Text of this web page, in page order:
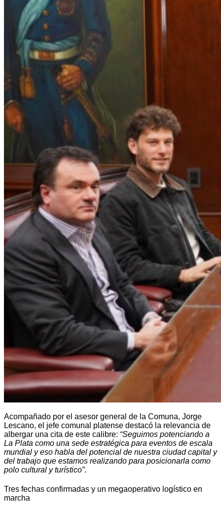
Acompañado por el asesor general de la Comuna, Jorge
Lescano, el jefe comunal platense destacó la relevancia de
albergar una cita de este calibre: “Seguimos potenciando a
La Plata como una sede estratégica para eventos de escala
mundial y eso habla del potencial de nuestra ciudad capital y
del trabajo que estamos realizando para posicionarla como
polo cultural y turístico”.
Tres fechas confirmadas y un megaoperativo logístico en
marcha